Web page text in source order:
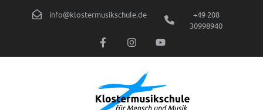
info@klostermusikschule.de
+49 208
30998940